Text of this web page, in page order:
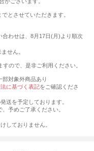
とさせていただきます。
わせは、8月17日(月)より順次
せん。
ので、是非ご利用ください。
対象外商品あり
に基づく表記をご確認くださ
送を予定しております。
予めご了承ください。
しておりません。